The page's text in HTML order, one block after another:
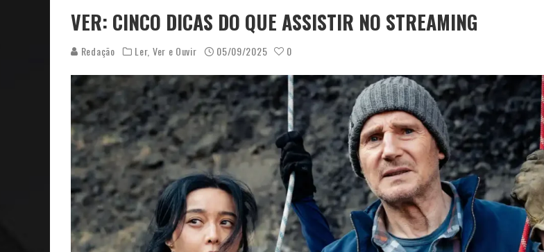
VER: CINCO DICAS DO QUE ASSISTIR NO STREAMING
Redação Ler, Ver e Ouvir 05/09/2025 0